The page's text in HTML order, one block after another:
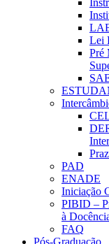
Lei
Pré
PAD
ENADE
Iniciação
PIBID –
à
FAQ
Pós-Graduação